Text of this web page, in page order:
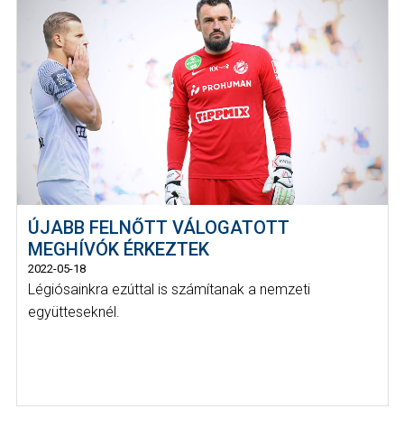
ÚJABB FELNŐTT VÁLOGATOTT
MEGHÍVÓK ÉRKEZTEK
2022-05-18
Légiósainkra ezúttal is számítanak a nemzeti
együtteseknél.